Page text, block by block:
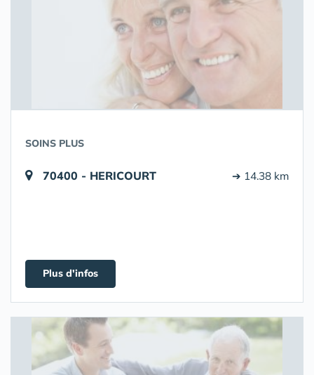
SOINS PLUS
70400 - HERICOURT ➔ 14.38 km
Plus d'infos